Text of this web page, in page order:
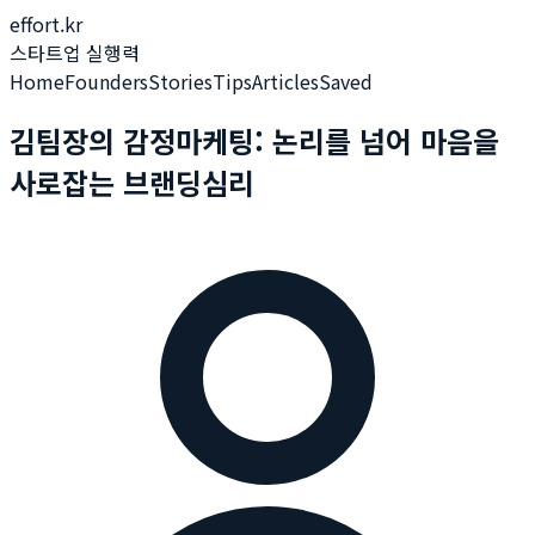
effort.kr
스타트업 실행력
HomeFoundersStoriesTipsArticlesSaved
김팀장의 감정마케팅: 논리를 넘어 마음을
사로잡는 브랜딩심리